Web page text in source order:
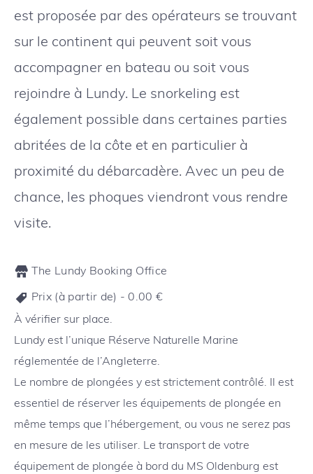
est proposée par des opérateurs se trouvant
sur le continent qui peuvent soit vous
accompagner en bateau ou soit vous
rejoindre à Lundy. Le snorkeling est
également possible dans certaines parties
abritées de la côte et en particulier à
proximité du débarcadère. Avec un peu de
chance, les phoques viendront vous rendre
visite.
The Lundy Booking Office
Prix (à partir de) - 0.00 €
À vérifier sur place.
Lundy est l’unique Réserve Naturelle Marine
réglementée de l’Angleterre.
Le nombre de plongées y est strictement contrôlé. Il est
essentiel de réserver les équipements de plongée en
même temps que l’hébergement, ou vous ne serez pas
en mesure de les utiliser. Le transport de votre
équipement de plongée à bord du MS Oldenburg est